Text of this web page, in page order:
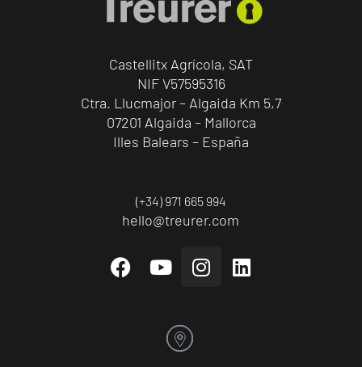
Castellitx Agrícola, SAT
NIF V57595316
Ctra. Llucmajor – Algaida Km 5,7
07201 Algaida – Mallorca
Illes Balears – España
(+34) 971 665 994
hello@treurer.com